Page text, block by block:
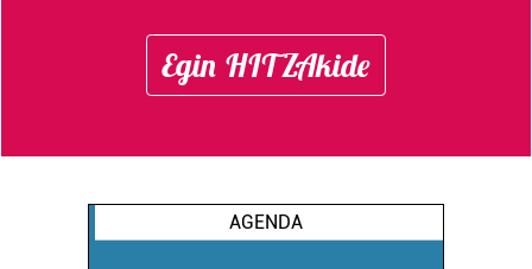
Egin HITZAkide
AGENDA